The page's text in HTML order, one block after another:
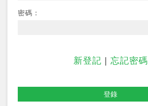
密碼：
新登記 忘記密碼